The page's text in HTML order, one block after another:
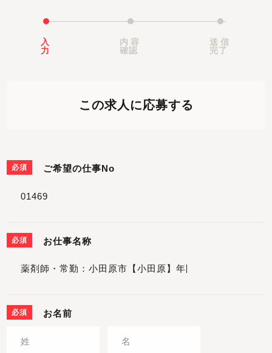
入
力
内容
確認
送信
完了
この求人に応募する
必須 ご希望の仕事No
必須 お仕事名称
必須 お名前